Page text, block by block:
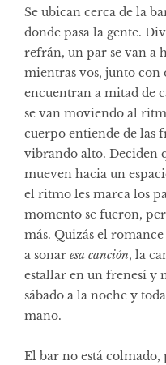
Se ubican cerca de la
donde pasa la gente.
refrán, un par se van a
mientras vos, junto con
encuentran a mitad de
se van moviendo al
cuerpo entiende de las
vibrando alto. Deciden
mueven hacia un
el ritmo les marca los
momento se fueron,
más. Quizás el
a sonar esa canción, la
estallar en un frenesí y
sábado a la noche y
mano.
El bar no está